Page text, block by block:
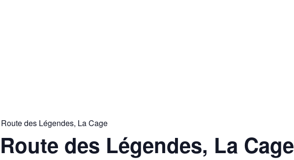
des Légendes, La Cage
des Légendes, La Cage